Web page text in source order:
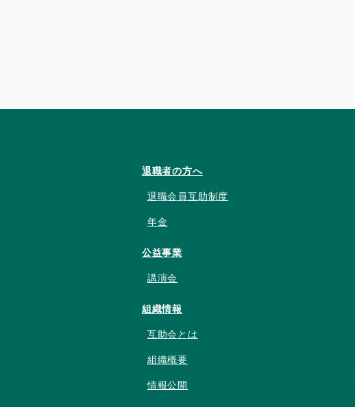
退職者の方へ
退職会員互助制度
年金
公益事業
講演会
組織情報
互助会とは
組織概要
情報公開